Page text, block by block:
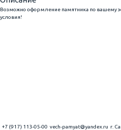
Возможно оформление памятника по вашему
условия!
+7 (917) 113-05-00 vech-pamyat@yandex.ru г.